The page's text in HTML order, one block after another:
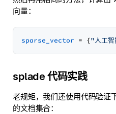
向量：
sparse_vector = {"人工
splade 代码实践
老规矩，我们还使用代码验证
的文档集合：